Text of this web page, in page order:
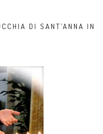
DI SANT’ANNA IN